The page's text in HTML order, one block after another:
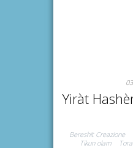
Yiràt
Bereshit Creazione
Tikun olam